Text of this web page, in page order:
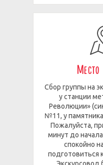
Место
Сбор группы на
у станции
Революции»
№11, у
Пожалуйста,
минут до
спокойно
подготовиться